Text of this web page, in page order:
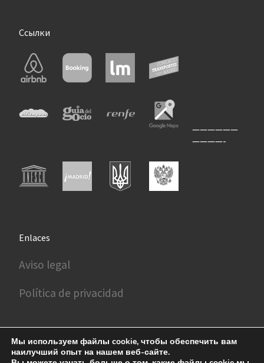
Ссылки
——————
————-
Enlaces
Aviso legal
Política de privacidad
Мы используем файлы cookie, чтобы обеспечить вам
наилучший опыт на нашем веб-сайте.